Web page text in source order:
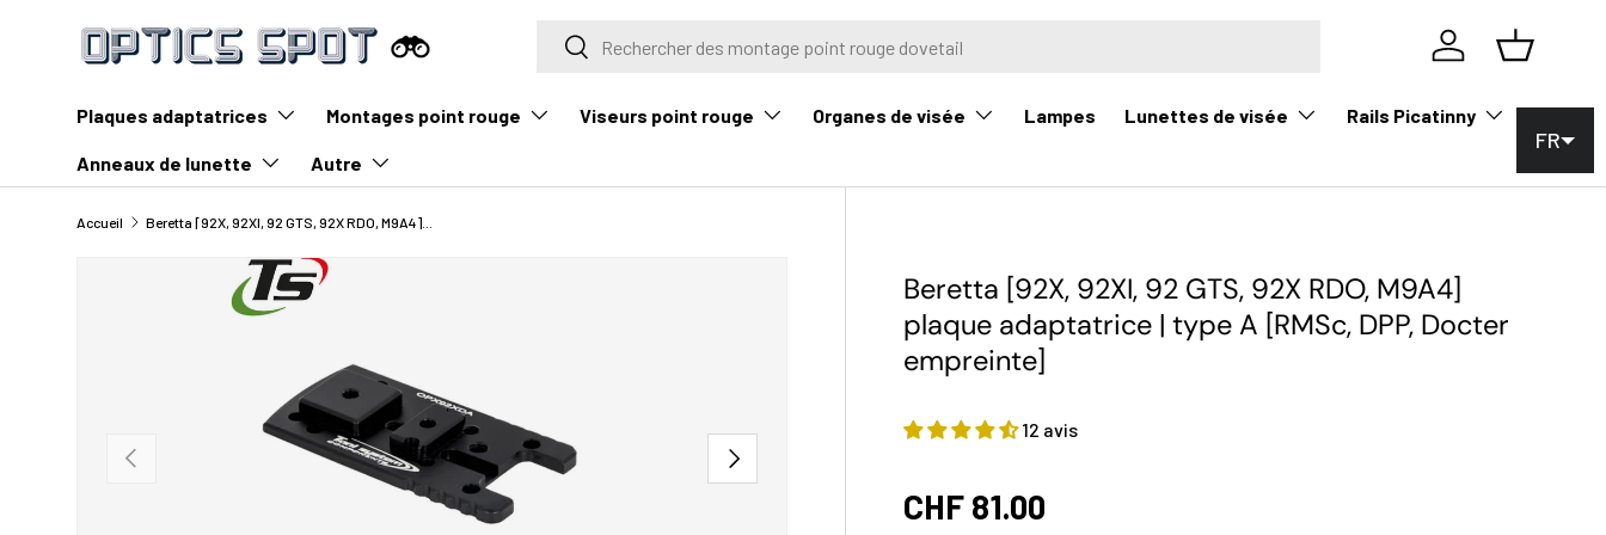
Aller au contenu Rechercher
Rechercher
Se connecter
Panier
Plaques adaptatrices Montages point rouge Viseurs point rouge Organes de visée Lampes Lunettes de visée Rails Picatinny
Anneaux de lunette Autre
Accueil Beretta [92X, 92XI, 92 GTS, 92X RDO, M9A4] plaque adaptatrice | type A [RMSc, DPP, Docter empreinte]
Précédent Suivant
Beretta [92X, 92XI, 92 GTS, 92X RDO, M9A4]
plaque adaptatrice | type A [RMSc, DPP, Docter
empreinte]
12 avis
CHF 81.00
FR